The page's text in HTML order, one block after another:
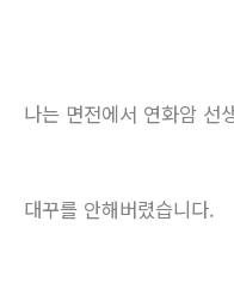
나는 면전에서 연화암 선
대꾸를 안해버렸습니다.